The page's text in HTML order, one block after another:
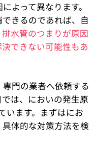
よって異なります。
きるのであれば、自
水管のつまりが原因
できない可能性もあ
門の業者へ依頼する
は、においの発生原
います。まずはにお
体的な対策方法を検